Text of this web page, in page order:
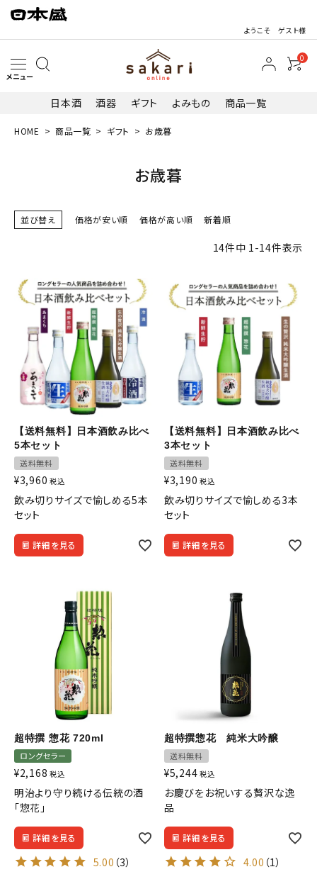
ようこそ ゲスト様
メニュー
0
日本酒 酒器 ギフト よみもの 商品一覧
その他お酒
ギフト
食品
グッズ
化粧品
コンテンツ
INFORMATION
ログイン
HOME 商品一覧 ギフト お歳暮
お歳暮
並び替え 価格が安い順 価格が高い順 新着順
14件中 1-14件表示
【送料無料】日本酒飲み比べ
5本セット
送料無料
¥3,960 税込
飲み切りサイズで愉しめる5本
セット
詳細を見る
【送料無料】日本酒飲み比べ
3本セット
送料無料
¥3,190 税込
飲み切りサイズで愉しめる3本
セット
詳細を見る
超特撰 惣花 720ml
ロングセラー
¥2,168 税込
明治より守り続ける伝統の酒
「惣花」
詳細を見る
5.00 （3）
超特撰惣花 純米大吟醸
送料無料
¥5,244 税込
お慶びをお祝いする贅沢な逸
品
詳細を見る
4.00 （1）